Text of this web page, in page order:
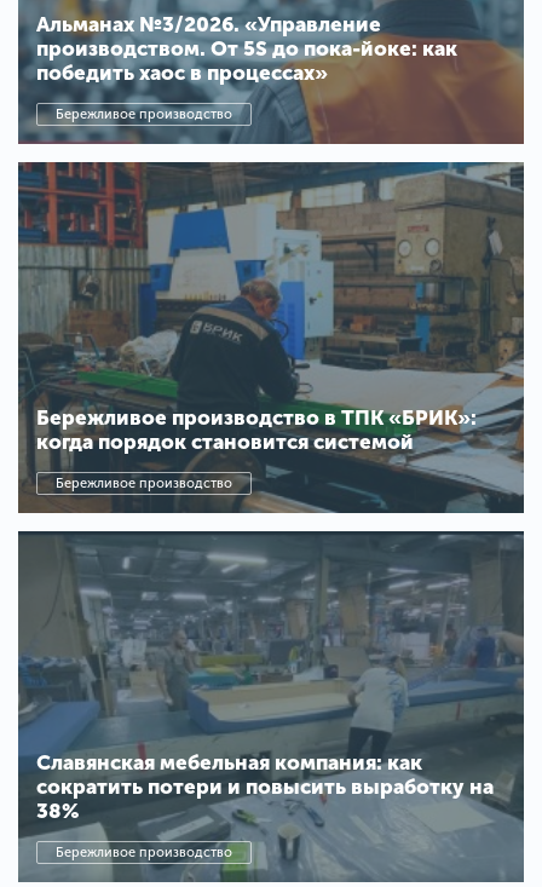
Альманах №3/2026. «Управление
производством. От 5S до пока-йоке: как
победить хаос в процессах»
Бережливое производство
Бережливое производство в ТПК «БРИК»:
когда порядок становится системой
Бережливое производство
Славянская мебельная компания: как
сократить потери и повысить выработку на
38%
Бережливое производство